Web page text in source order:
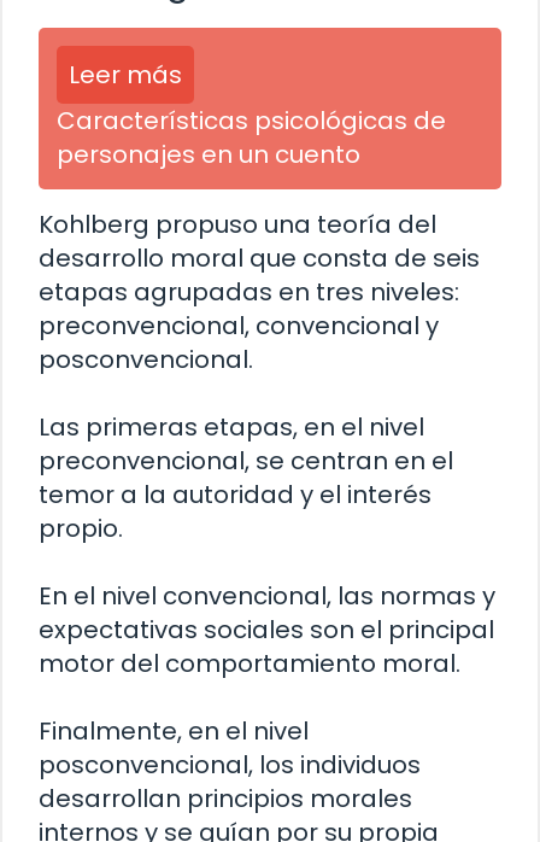
Leer más
Características psicológicas de
personajes en un cuento
Kohlberg propuso una teoría del
desarrollo moral que consta de seis
etapas agrupadas en tres niveles:
preconvencional, convencional y
posconvencional.
Las primeras etapas, en el nivel
preconvencional, se centran en el
temor a la autoridad y el interés
propio.
En el nivel convencional, las normas y
expectativas sociales son el principal
motor del comportamiento moral.
Finalmente, en el nivel
posconvencional, los individuos
desarrollan principios morales
internos y se guían por su propia